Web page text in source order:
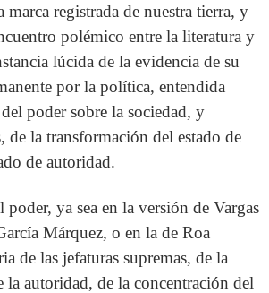
registrada de nuestra tierra, y
polémico entre la literatura y
lúcida de la evidencia de su
por la política, entendida
poder sobre la sociedad, y
de la transformación del estado de
de autoridad.
poder, ya sea en la versión de Vargas
Márquez, o en la de Roa
de las jefaturas supremas, de la
la autoridad, de la concentración del